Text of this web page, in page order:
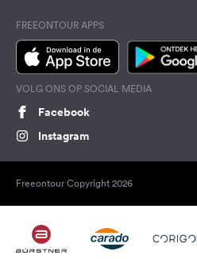
FREEONTOUR APPS
VOLG ONS OP SOCIAL MEDIA
Facebook
Instagram
Freeontour Copyright 2026